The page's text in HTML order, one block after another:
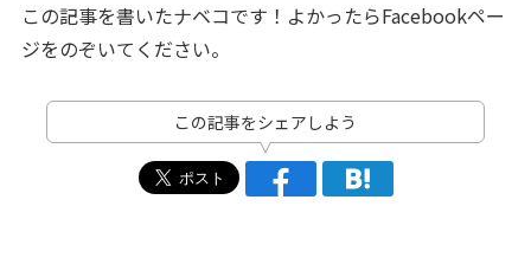
この記事を書いたナベコです！よかったらFacebookペー
ジをのぞいてください。
この記事をシェアしよう